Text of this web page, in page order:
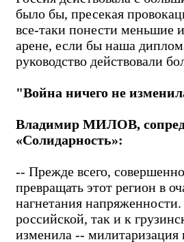
было бы, пресекая
все-таки понести меньшие
арене, если бы наша
руководство действовали
"Война ничего не
Владимир МИЛОВ,
«Солидарность»:
-- Прежде всего,
превращать этот регион в
нагнетания
российской, так и к
изменила -- милитаризация